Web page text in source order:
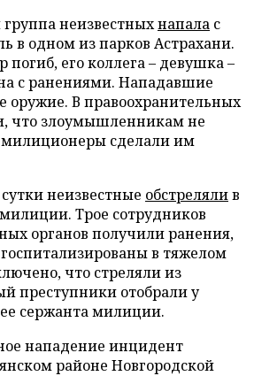
неизвестныхнапала с
в одном из парков Астрахани.
его коллега – девушка –
с ранениями. Нападавшие
оружие. В правоохранительных
что злоумышленникам не
милиционеры сделали им
неизвестные обстрелялив
Трое сотрудников
органов получили ранения,
в тяжелом
что стреляли из
преступники отобрали у
сержанта милиции.
нападение инцидент
районе Новгородской